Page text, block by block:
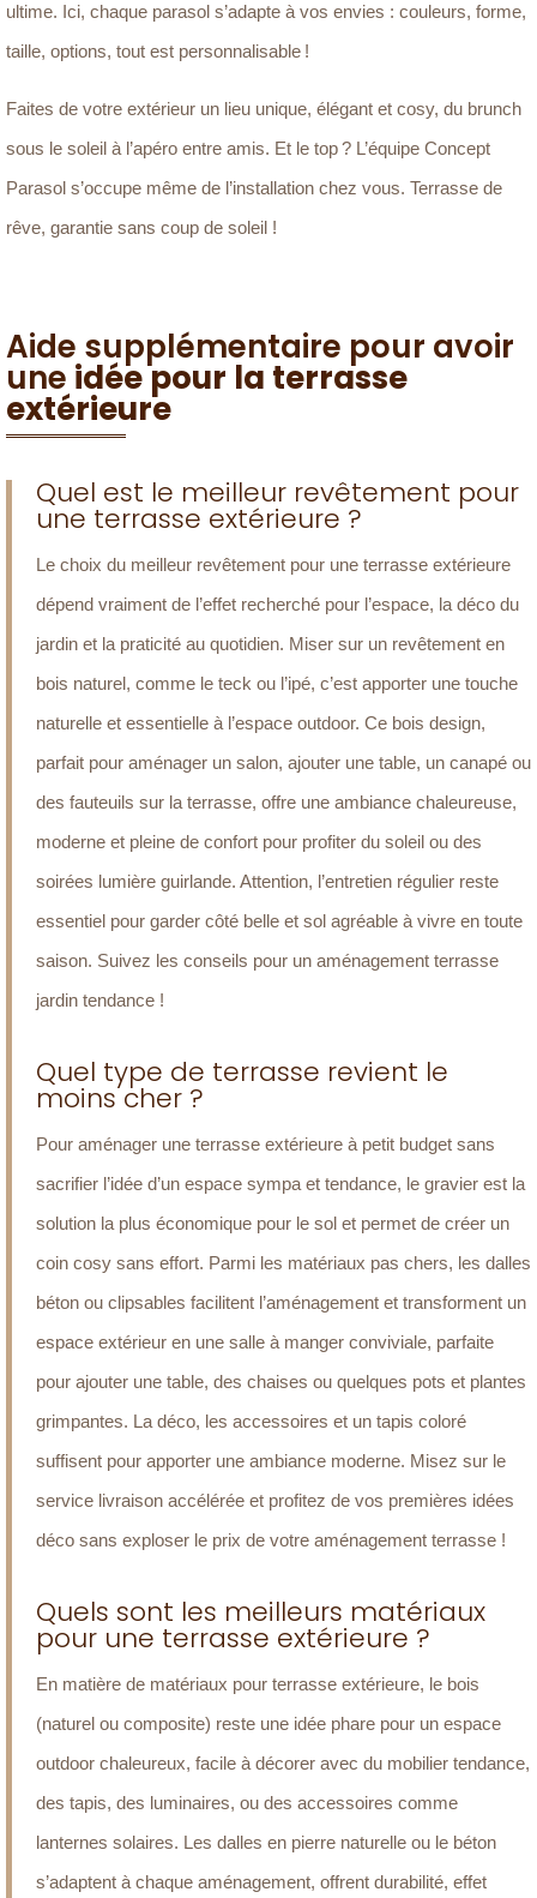
ultime. Ici, chaque parasol s’adapte à vos envies : couleurs, forme,
taille, options, tout est personnalisable !
Faites de votre extérieur un lieu unique, élégant et cosy, du brunch
sous le soleil à l’apéro entre amis. Et le top ? L’équipe Concept
Parasol s’occupe même de l’installation chez vous. Terrasse de
rêve, garantie sans coup de soleil !
Aide supplémentaire pour avoir
une idée pour la terrasse
extérieure
Quel est le meilleur revêtement pour
une terrasse extérieure ?
Le choix du meilleur revêtement pour une terrasse extérieure
dépend vraiment de l’effet recherché pour l’espace, la déco du
jardin et la praticité au quotidien. Miser sur un revêtement en
bois naturel, comme le teck ou l’ipé, c’est apporter une touche
naturelle et essentielle à l’espace outdoor. Ce bois design,
parfait pour aménager un salon, ajouter une table, un canapé ou
des fauteuils sur la terrasse, offre une ambiance chaleureuse,
moderne et pleine de confort pour profiter du soleil ou des
soirées lumière guirlande. Attention, l’entretien régulier reste
essentiel pour garder côté belle et sol agréable à vivre en toute
saison. Suivez les conseils pour un aménagement terrasse
jardin tendance !
Quel type de terrasse revient le
moins cher ?
Pour aménager une terrasse extérieure à petit budget sans
sacrifier l’idée d’un espace sympa et tendance, le gravier est la
solution la plus économique pour le sol et permet de créer un
coin cosy sans effort. Parmi les matériaux pas chers, les dalles
béton ou clipsables facilitent l’aménagement et transforment un
espace extérieur en une salle à manger conviviale, parfaite
pour ajouter une table, des chaises ou quelques pots et plantes
grimpantes. La déco, les accessoires et un tapis coloré
suffisent pour apporter une ambiance moderne. Misez sur le
service livraison accélérée et profitez de vos premières idées
déco sans exploser le prix de votre aménagement terrasse !
Quels sont les meilleurs matériaux
pour une terrasse extérieure ?
En matière de matériaux pour terrasse extérieure, le bois
(naturel ou composite) reste une idée phare pour un espace
outdoor chaleureux, facile à décorer avec du mobilier tendance,
des tapis, des luminaires, ou des accessoires comme
lanternes solaires. Les dalles en pierre naturelle ou le béton
s’adaptent à chaque aménagement, offrent durabilité, effet